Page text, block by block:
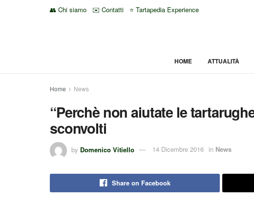
👥 Chi siamo ✉️ Contatti ⭐ Tartapedia Experience
HOME ATTUALITÀ
Home News
“Perchè non aiutate le
sconvolti
by Domenico Vitiello 14 Dicembre 2016 in News
Share on Facebook